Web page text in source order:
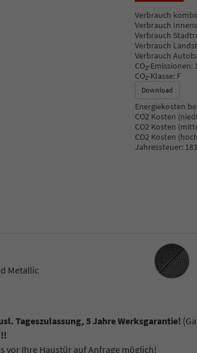
Verbrauch
Verbrauch
Verbrauch
Verbrauch
Verbrauch
CO2-Emissionen:
CO2-Klasse: F
Download
Energiekosten
CO2 Kosten
CO2 Kosten
CO2 Kosten
Jahressteuer:
Metallic
Tageszulassung, 5 Jahre Werksgarantie!
vor Ihre Haustür auf Anfrage möglich!